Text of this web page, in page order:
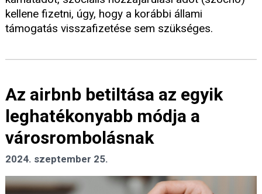
kellene fizetni, úgy, hogy a korábbi állami
támogatás visszafizetése sem szükséges.
Az airbnb betiltása az egyik
leghatékonyabb módja a
városrombolásnak
2024. szeptember 25.